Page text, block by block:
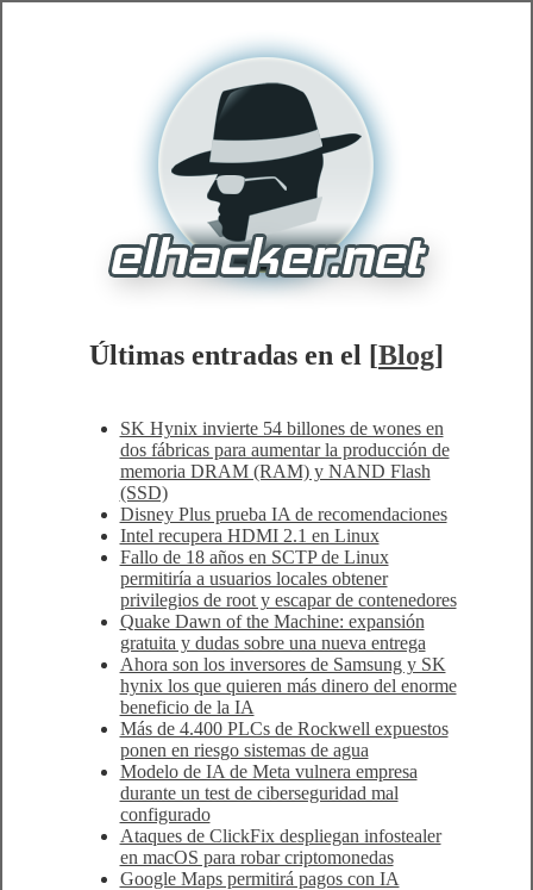
Últimas entradas en el [Blog]
SK Hynix invierte 54 billones de wones en
dos fábricas para aumentar la producción de
memoria DRAM (RAM) y NAND Flash
(SSD)
Disney Plus prueba IA de recomendaciones
Intel recupera HDMI 2.1 en Linux
Fallo de 18 años en SCTP de Linux
permitiría a usuarios locales obtener
privilegios de root y escapar de contenedores
Quake Dawn of the Machine: expansión
gratuita y dudas sobre una nueva entrega
Ahora son los inversores de Samsung y SK
hynix los que quieren más dinero del enorme
beneficio de la IA
Más de 4.400 PLCs de Rockwell expuestos
ponen en riesgo sistemas de agua
Modelo de IA de Meta vulnera empresa
durante un test de ciberseguridad mal
configurado
Ataques de ClickFix despliegan infostealer
en macOS para robar criptomonedas
Google Maps permitirá pagos con IA